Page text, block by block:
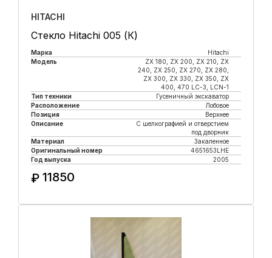
HITACHI
Стекло Hitachi 005 (К)
Марка
Hitachi
Модель
ZX 180, ZX 200, ZX 210, ZX
240, ZX 250, ZX 270, ZX 280,
ZX 300, ZX 330, ZX 350, ZX
400, 470 LC-3, LCN-1
Тип техники
Гусеничный экскаватор
Расположение
Лобовое
Позиция
Верхнее
Описание
С шелкографией и отверстием
под дворник
Материал
Закаленное
Оригинальный номер
4651653LHE
Год выпуска
2005
₽ 11850